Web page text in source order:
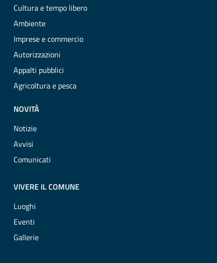
Cultura e tempo libero
Ambiente
Imprese e commercio
Autorizzazioni
Appalti pubblici
Agricoltura e pesca
NOVITÀ
Notizie
Avvisi
Comunicati
VIVERE IL COMUNE
Luoghi
Eventi
Gallerie